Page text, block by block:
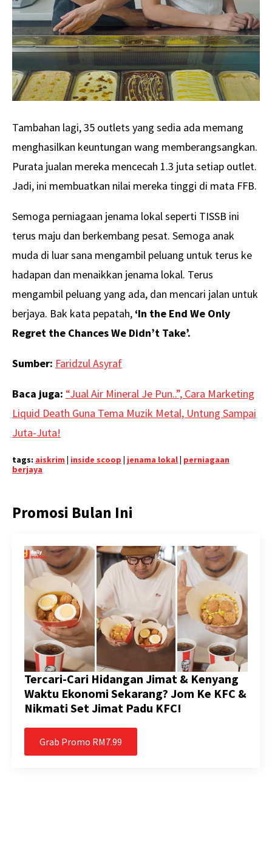
Tambahan lagi, 35 outlets yang sedia ada memang
menghasilkan keuntungan wang memberangsangkan.
Purata jualan mereka mencecah 1.3 juta setiap outlet.
Jadi, ini membuatkan nilai mereka tinggi di mata FFB.
Semoga perniagaan jenama lokal seperti TISSB ini
terus maju dan berkembang pesat. Semoga anak
muda di luar sana mengambil peluang untuk terus ke
hadapan dan menaikkan jenama lokal. Terus
mengambil peluang yang ada, dan mencari jalan untuk
berjaya. Bak kata pepatah, ‘In the End We Only
Regret the Chances We Didn’t Take’.
Sumber: Faridzul Asyraf
Baca juga: “Jual Air Mineral Je Pun..”, Cara Marketing
Liquid Death Guna Tema Muzik Metal, Untung Sampai
Juta-Juta!
tags: aiskrim | inside scoop | jenama lokal| perniagaan
berjaya
Promosi Bulan Ini
Tercari-Cari Hidangan Jimat & Kenyang
Waktu Ekonomi Sekarang? Jom Ke KFC &
Nikmati Set Jimat Padu KFC!
Grab Promo RM7.99